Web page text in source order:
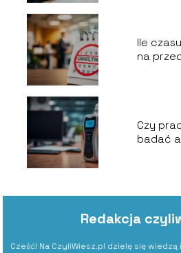
Ile
na
Czy
badać
Redakcja
Cześć! Na CzyliWiesz.pl dzielę się